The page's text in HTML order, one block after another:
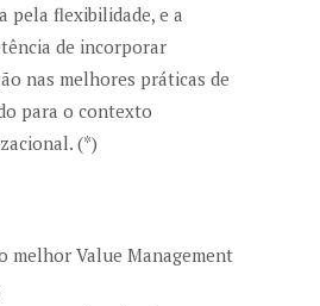
pela flexibilidade, e a
de incorporar
nas melhores práticas de
para o contexto
(*)
melhor Value Management